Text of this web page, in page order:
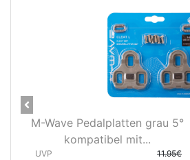
M-Wave Pedalplatten grau 5°
kompatibel mit...
UVP 11.95€
Previous